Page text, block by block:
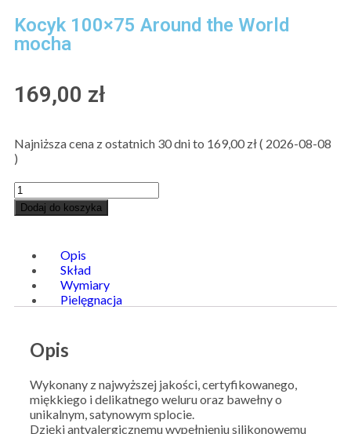
Kocyk 100×75 Around the World
mocha
169,00 zł
Najniższa cena z ostatnich 30 dni to 169,00 zł( 2026-08-08
)
Dodaj do koszyka
Opis
Skład
Wymiary
Pielęgnacja
Opis
Wykonany z najwyższej jakości, certyfikowanego,
miękkiego i delikatnego weluru oraz bawełny o
unikalnym, satynowym splocie.
Dzięki antyalergicznemu wypełnieniu silikonowemu